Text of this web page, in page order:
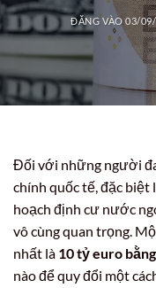
ĐĂNG VÀO03/
Đối với những người
chính quốc tế, đặc
hoạch định cư nước
vô cùng quan trọng.
nhất là 10 tỷ euro
nào để quy đổi một